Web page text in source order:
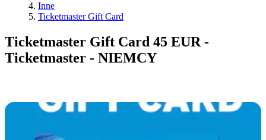
Inne
Ticketmaster Gift Card
Ticketmaster Gift Card 45 EUR -
Ticketmaster - NIEMCY